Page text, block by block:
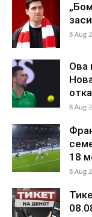
8 Aug
Ова
8 Aug
18
8 Aug